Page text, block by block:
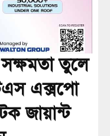
তুলে
এক্সপো
জায়ান্ট